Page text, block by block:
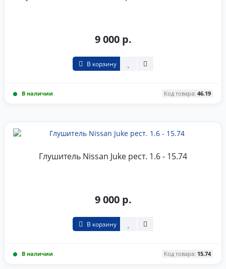
9 000 р.
В корзину
В наличии Код товара: 46.19
Глушитель Nissan Juke рест. 1.6 - 15.74
9 000 р.
В корзину
В наличии Код товара: 15.74